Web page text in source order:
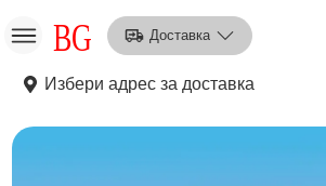
НО
Доставка
Избери адрес за доставка